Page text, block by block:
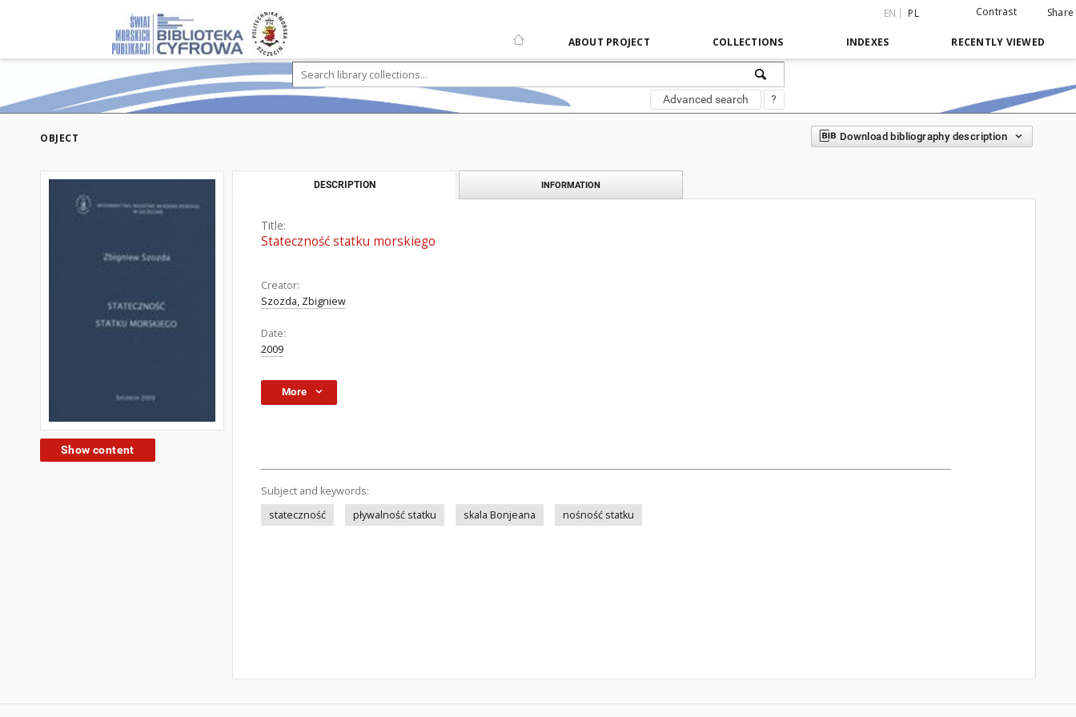
EN PL Contrast Share
ABOUT PROJECT COLLECTIONS INDEXES RECENTLY VIEWED
Advanced search ?
OBJECT Download bibliography description
Show content
DESCRIPTION INFORMATION
Title:
Stateczność statku morskiego
Creator:
Szozda, Zbigniew
Date:
2009
More
Subject and keywords:
stateczność
pływalność statku skala Bonjeana nośność statku